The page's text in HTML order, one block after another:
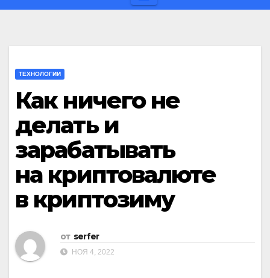
ТЕХНОЛОГИИ
Как ничего не
делать и
зарабатывать
на криптовалюте
в криптозиму
от serfer
НОЯ 4, 2022